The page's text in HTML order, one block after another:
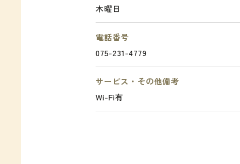
木曜日
電話番号
075-231-4779
サービス・その他備考
Wi-Fi有